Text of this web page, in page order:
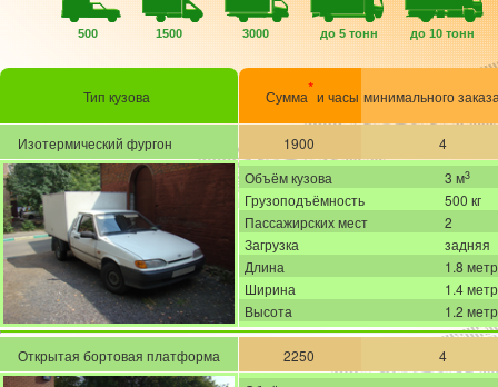
500 1500 3000 до 5 тонн до 10 тонн
Тип кузова Сумма*и часы минимального
Изотермический фургон 1900
4
Объём кузова
3 м3
Грузоподъёмность
500 кг
Пассажирских мест
2
Загрузка
задняя
Длина
1.8
Ширина
1.4
Высота
1.2
Открытая бортовая платформа 2250
4